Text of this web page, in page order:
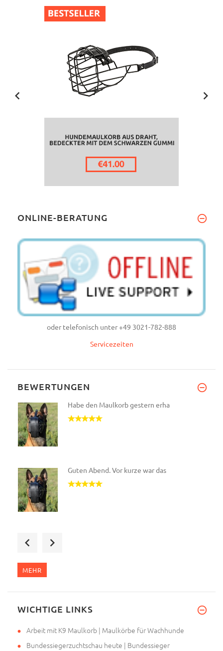
ONLINE-BERATUNG
oder telefonisch unter +49 3021-782-888
Servicezeiten
BEWERTUNGEN
Habe den Maulkorb gestern erha
Guten Abend. Vor kurze war das
MEHR
WICHTIGE LINKS
Arbeit mit K9 Maulkorb | Maulkörbe für Wachhunde
Bundessiegerzuchtschau heute | Bundessieger